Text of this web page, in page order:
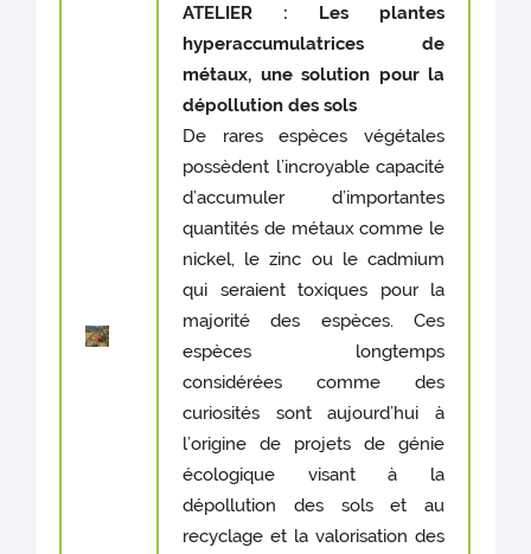
ATELIER : Les plantes
hyperaccumulatrices de
métaux, une solution pour la
dépollution des sols
De rares espèces végétales
possèdent l’incroyable capacité
d’accumuler d’importantes
quantités de métaux comme le
nickel, le zinc ou le cadmium
qui seraient toxiques pour la
majorité des espèces. Ces
espèces longtemps
considérées comme des
curiosités sont aujourd’hui à
l’origine de projets de génie
écologique visant à la
dépollution des sols et au
recyclage et la valorisation des